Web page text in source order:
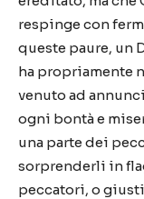
respinge con
queste paure, un
ha propriamente
venuto ad
ogni bontà e
una parte dei
sorprenderli in
peccatori, o